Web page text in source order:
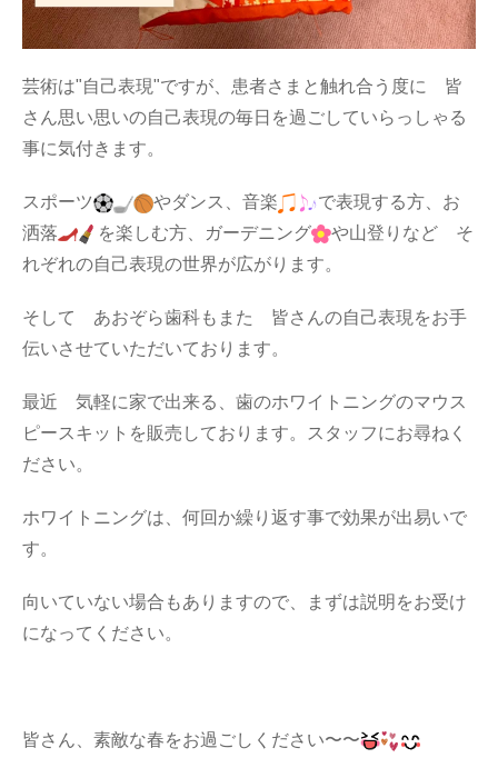
芸術は"自己表現"ですが、患者さまと触れ合う度に 皆
さん思い思いの自己表現の毎日を過ごしていらっしゃる
事に気付きます。
スポーツ やダンス、音楽
で表現する方、お
洒落
を楽しむ方、ガーデニング
や山登りなど そ
れぞれの自己表現の世界が広がります。
そして あおぞら歯科もまた 皆さんの自己表現をお手
伝いさせていただいております。
最近 気軽に家で出来る、歯のホワイトニングのマウス
ピースキットを販売しております。スタッフにお尋ねく
ださい。
ホワイトニングは、何回か繰り返す事で効果が出易いで
す。
向いていない場合もありますので、まずは説明をお受け
になってください。
皆さん、素敵な春をお過ごしください〜〜